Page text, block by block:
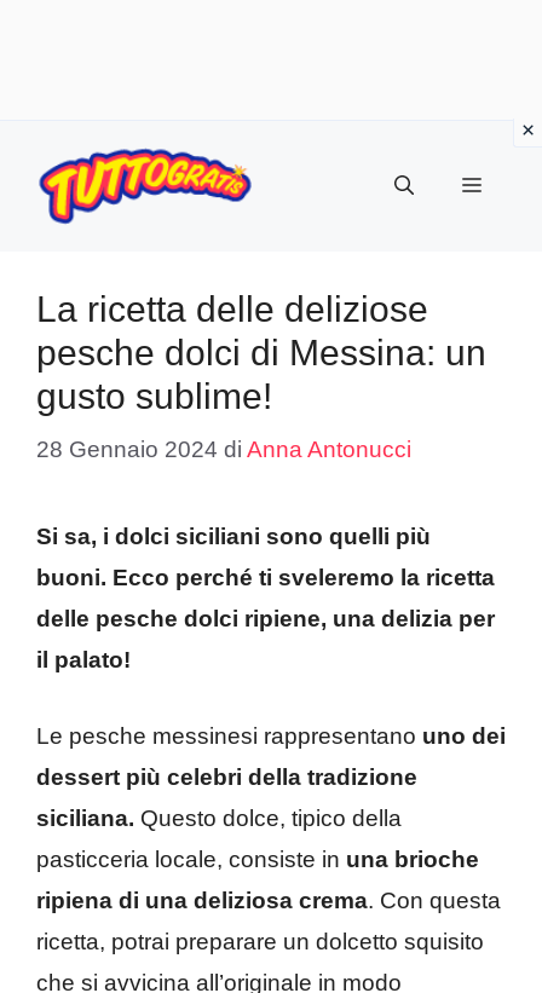
contenuto
Menu
La ricetta delle deliziose
pesche dolci di Messina: un
gusto sublime!
28 Gennaio 2024 di Anna Antonucci
Si sa, i dolci siciliani sono quelli più
buoni. Ecco perché ti sveleremo la ricetta
delle pesche dolci ripiene, una delizia per
il palato!
Le pesche messinesi rappresentano uno dei
dessert più celebri della tradizione
siciliana. Questo dolce, tipico della
pasticceria locale, consiste in una brioche
ripiena di una deliziosa crema. Con questa
ricetta, potrai preparare un dolcetto squisito
che si avvicina all’originale in modo